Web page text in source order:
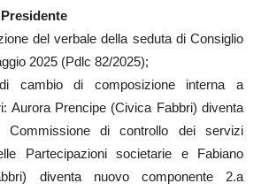
del verbale della seduta di Consiglio
2025 (Pdlc 82/2025);
cambio di composizione interna a
Aurora Prencipe (Civica Fabbri) diventa
Commissione di controllo dei servizi
Partecipazioni societarie e Fabiano
diventa nuovo componente 2.a